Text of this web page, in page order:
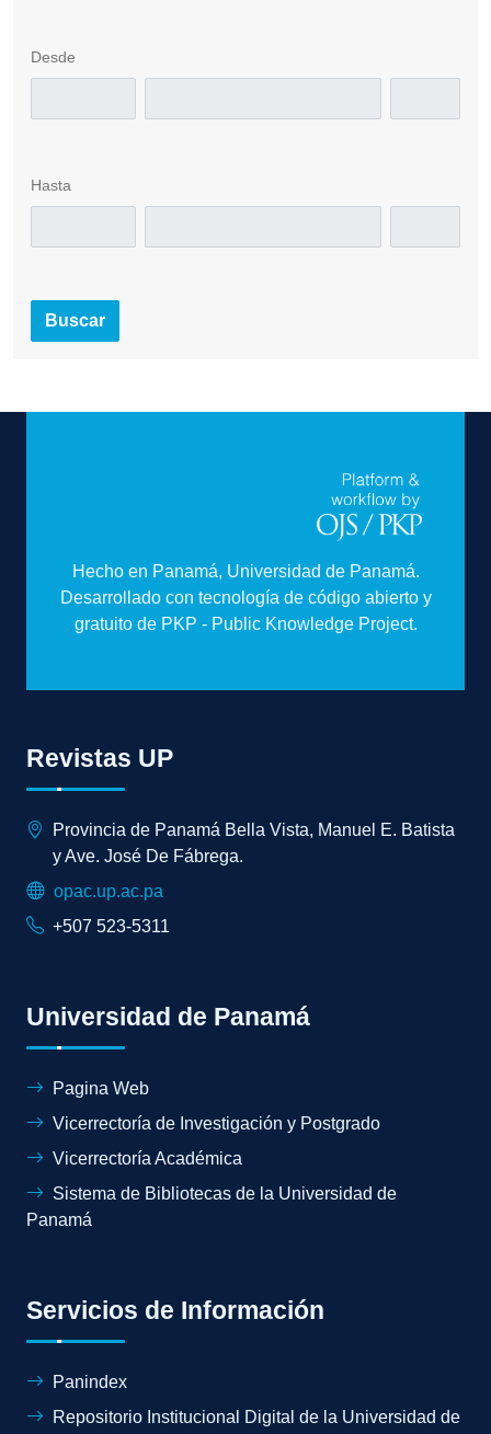
Desde
Hasta
Buscar
Hecho en Panamá, Universidad de Panamá.
Desarrollado con tecnología de código abierto y
gratuito de PKP - Public Knowledge Project.
Revistas UP
Provincia de Panamá Bella Vista, Manuel E. Batista
y Ave. José De Fábrega.
opac.up.ac.pa
+507 523-5311
Universidad de Panamá
Pagina Web
Vicerrectoría de Investigación y Postgrado
Vicerrectoría Académica
Sistema de Bibliotecas de la Universidad de
Panamá
Servicios de Información
Panindex
Repositorio Institucional Digital de la Universidad de